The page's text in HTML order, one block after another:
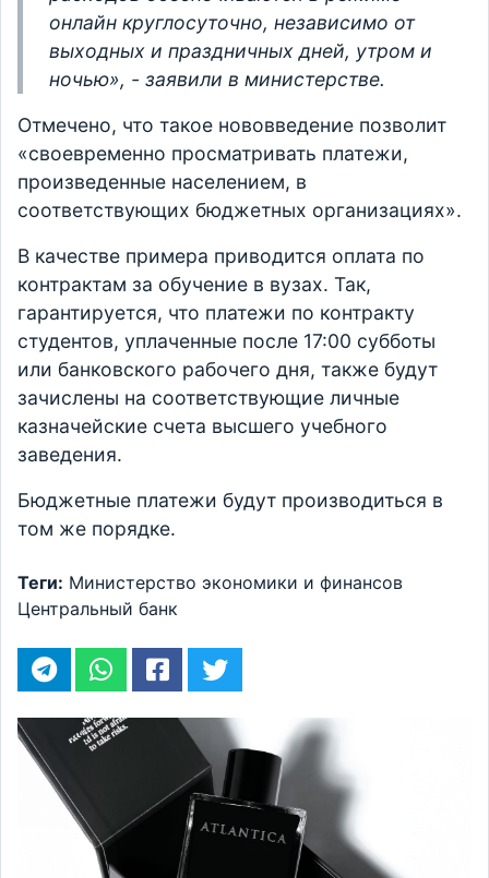
онлайн круглосуточно, независимо от
выходных и праздничных дней, утром и
ночью», - заявили в министерстве.
Отмечено, что такое нововведение позволит
«своевременно просматривать платежи,
произведенные населением, в
соответствующих бюджетных организациях».
В качестве примера приводится оплата по
контрактам за обучение в вузах. Так,
гарантируется, что платежи по контракту
студентов, уплаченные после 17:00 субботы
или банковского рабочего дня, также будут
зачислены на соответствующие личные
казначейские счета высшего учебного
заведения.
Бюджетные платежи будут производиться в
том же порядке.
Теги: Министерство экономики и финансов
Центральный банк